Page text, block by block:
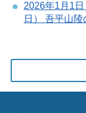
2026年1月1
日） 吾平山陵